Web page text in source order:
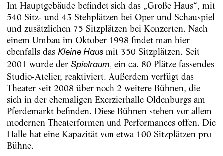
Im Hauptgebäude befindet sich das „Große Haus“, mit
540 Sitz- und 43 Stehplätzen bei Oper und Schauspiel
und zusätzlichen 75 Sitzplätzen bei Konzerten. Nach
einem Umbau im Oktober 1998 findet man hier
ebenfalls das Kleine Hausmit 350 Sitzplätzen. Seit
2001 wurde der Spielraum, ein ca. 80 Plätze fassendes
Studio-Atelier, reaktiviert. Außerdem verfügt das
Theater seit 2008 über noch 2 weitere Bühnen, die
sich in der ehemaligen Exerzierhalle Oldenburgs am
Pferdemarkt befinden. Diese Bühnen stehen vor allem
modernen Theaterformen und Performances offen. Die
Halle hat eine Kapazität von etwa 100 Sitzplätzen pro
Bühne.